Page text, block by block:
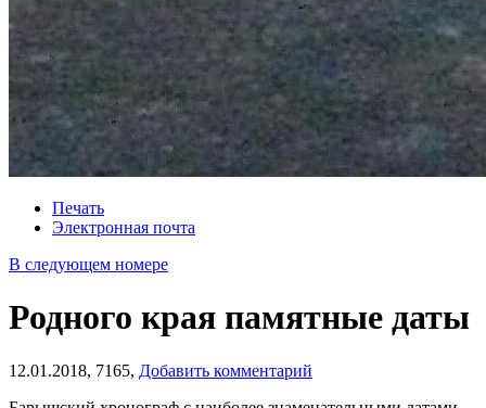
Печать
Электронная почта
В следующем номере
Родного края памятные даты
12.01.2018, 7165, Добавить комментарий